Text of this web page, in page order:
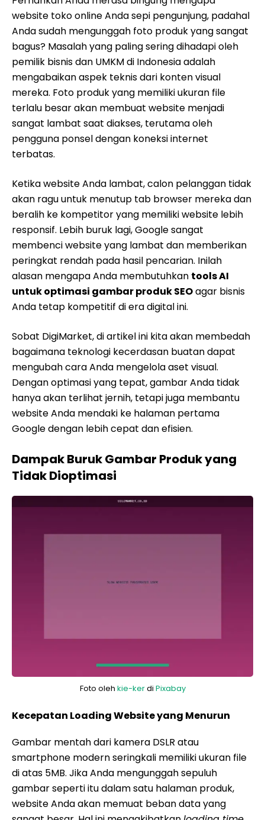
website toko online Anda sepi pengunjung, padahal
Anda sudah mengunggah foto produk yang sangat
bagus? Masalah yang paling sering dihadapi oleh
pemilik bisnis dan UMKM di Indonesia adalah
mengabaikan aspek teknis dari konten visual
mereka. Foto produk yang memiliki ukuran file
terlalu besar akan membuat website menjadi
sangat lambat saat diakses, terutama oleh
pengguna ponsel dengan koneksi internet
terbatas.
Ketika website Anda lambat, calon pelanggan tidak
akan ragu untuk menutup tab browser mereka dan
beralih ke kompetitor yang memiliki website lebih
responsif. Lebih buruk lagi, Google sangat
membenci website yang lambat dan memberikan
peringkat rendah pada hasil pencarian. Inilah
alasan mengapa Anda membutuhkan tools AI
untuk optimasi gambar produk SEOagar bisnis
Anda tetap kompetitif di era digital ini.
Sobat DigiMarket, di artikel ini kita akan membedah
bagaimana teknologi kecerdasan buatan dapat
mengubah cara Anda mengelola aset visual.
Dengan optimasi yang tepat, gambar Anda tidak
hanya akan terlihat jernih, tetapi juga membantu
website Anda mendaki ke halaman pertama
Google dengan lebih cepat dan efisien.
Dampak Buruk Gambar Produk yang
Tidak Dioptimasi
Foto oleh kie-kerdi Pixabay
Kecepatan Loading Website yang Menurun
Gambar mentah dari kamera DSLR atau
smartphone modern seringkali memiliki ukuran file
di atas 5MB. Jika Anda mengunggah sepuluh
gambar seperti itu dalam satu halaman produk,
website Anda akan memuat beban data yang